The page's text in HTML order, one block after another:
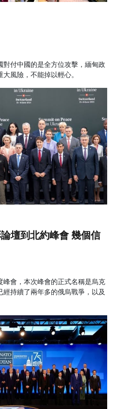
付中國的是全方位攻擊，緬甸政
風險，不能掉以輕心。
壇到北約峰會 幾個信
會，本次峰會的正式名稱是烏克
持續了兩年多的俄烏戰爭，以及